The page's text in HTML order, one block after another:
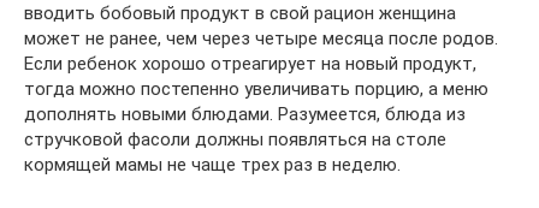
вводить бобовый продукт в свой рацион женщина
может не ранее, чем через четыре месяца после родов.
Если ребенок хорошо отреагирует на новый продукт,
тогда можно постепенно увеличивать порцию, а меню
дополнять новыми блюдами. Разумеется, блюда из
стручковой фасоли должны появляться на столе
кормящей мамы не чаще трех раз в неделю.